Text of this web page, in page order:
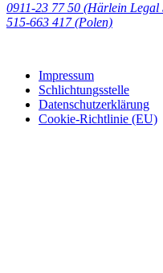
0911-23 77 50 (Härlein Legal
‭515-663 417 (Polen)‬‬‬
Impressum
Schlichtungsstelle
Datenschutzerklärung
Cookie-Richtlinie (EU)